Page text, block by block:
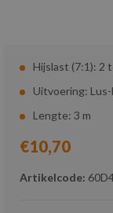
Hijslast (7:1): 2
Uitvoering: Lus-
Lengte: 3 m
€10,70
Artikelcode: